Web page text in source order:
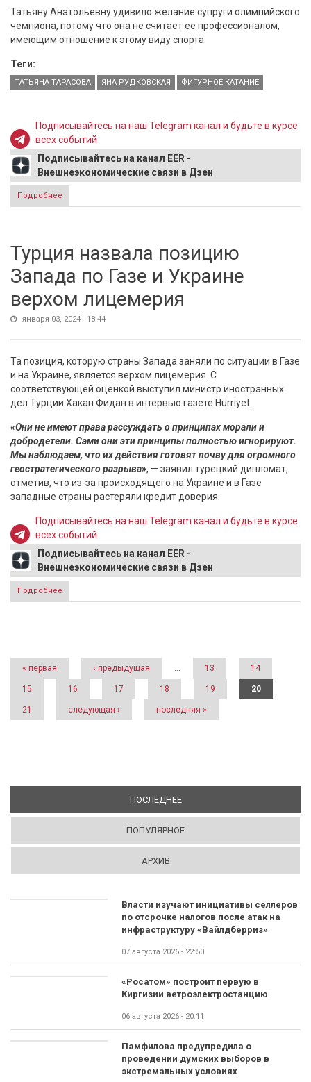
Татьяну Анатольевну удивило желание супруги олимпийского
чемпиона, потому что она не считает ее профессионалом,
имеющим отношение к этому виду спорта.
Теги:
ТАТЬЯНА ТАРАСОВА ЯНА РУДКОВСКАЯ ФИГУРНОЕ КАТАНИЕ
Подписывайтесь на наш Telegram канал и будьте в курсе
всех событий
Подписывайтесь на канал EER -
Внешнеэкономические связи в Дзен
Подробнее
фигурное катание с Рудковской
Турция назвала позицию
Запада по Газе и Украине
верхом лицемерия
января 03, 2024 - 18:44
Та позиция, которую страны Запада заняли по ситуации в Газе
и на Украине, является верхом лицемерия. С
соответствующей оценкой выступил министр иностранных
дел Турции Хакан Фидан в интервью газете Hürriyet.
«Они не имеют права рассуждать о принципах морали и
добродетели. Сами они эти принципы полностью игнорируют.
Мы наблюдаем, что их действия готовят почву для огромного
геостратегического разрыва», — заявил турецкий дипломат,
отметив, что из-за происходящего на Украине и в Газе
западные страны растеряли кредит доверия.
Подписывайтесь на наш Telegram канал и будьте в курсе
всех событий
Подписывайтесь на канал EER -
Внешнеэкономические связи в Дзен
Подробнее
верхом лицемерия
Страницы
« первая ‹ предыдущая … 13 14
15 16 17 18 19 20
21 следующая › последняя »
ПОСЛЕДНЕЕ(АКТИВНАЯ ВКЛАДКА)
ПОПУЛЯРНОЕ
АРХИВ
Власти изучают инициативы селлеров
по отсрочке налогов после атак на
инфраструктуру «Вайлдберриз»
07 августа 2026 - 22:50
«Росатом» построит первую в
Киргизии ветроэлектростанцию
06 августа 2026 - 20:11
Памфилова предупредила о
проведении думских выборов в
экстремальных условиях